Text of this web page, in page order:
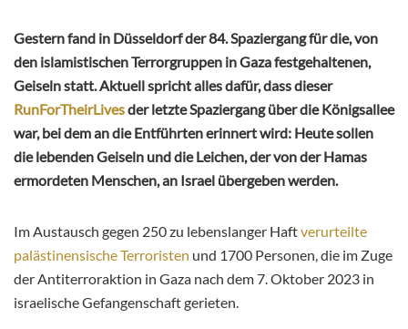
Gestern fand in Düsseldorf der 84. Spaziergang für die, von
den islamistischen Terrorgruppen in Gaza festgehaltenen,
Geiseln statt. Aktuell spricht alles dafür, dass dieser
RunForTheirLivesder letzte Spaziergang über die Königsallee
war, bei dem an die Entführten erinnert wird: Heute sollen
die lebenden Geiseln und die Leichen, der von der Hamas
ermordeten Menschen, an Israel übergeben werden.
Im Austausch gegen 250 zu lebenslanger Haftverurteilte
palästinensische Terroristen und 1700 Personen, die im Zuge
der Antiterroraktion in Gaza nach dem 7. Oktober 2023 in
israelische Gefangenschaft gerieten.